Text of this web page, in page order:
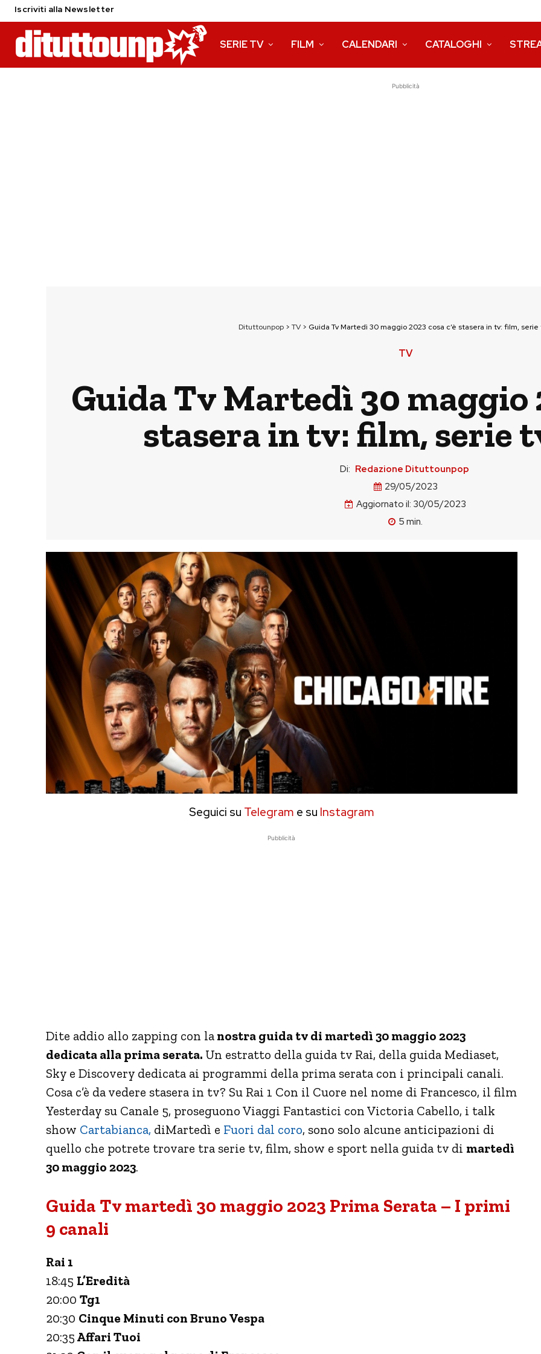
Iscriviti alla Newsletter
SERIE TV FILM CALENDARI CATALOGHI
Pubblicità
Dituttounpop> TV> Guida Tv Martedì 30 maggio 2023 cosa c’è stasera in tv: film, serie
TV
Guida Tv Martedì 30 maggio
stasera in tv: film, serie
Di: Redazione Dituttounpop
29/05/2023
Aggiornato il: 30/05/2023
5 min.
Seguici su Telegram e su Instagram
Pubblicità
Dite addio allo zapping con la nostra guida tv di martedì 30 maggio 2023
dedicata alla prima serata. Un estratto della guida tv Rai, della guida Mediaset,
Sky e Discovery dedicata ai programmi della prima serata con i principali canali.
Cosa c’è da vedere stasera in tv? Su Rai 1 Con il Cuore nel nome di Francesco, il film
Yesterday su Canale 5, proseguono Viaggi Fantastici con Victoria Cabello, i talk
show Cartabianca, diMartedì e Fuori dal coro, sono solo alcune anticipazioni di
quello che potrete trovare tra serie tv, film, show e sport nella guida tv di martedì
30 maggio 2023.
Guida Tv martedì 30 maggio 2023 Prima Serata – I primi
9 canali
Rai 1
18:45 L’Eredità
20:00 Tg1
20:30 Cinque Minuti con Bruno Vespa
20:35 Affari Tuoi